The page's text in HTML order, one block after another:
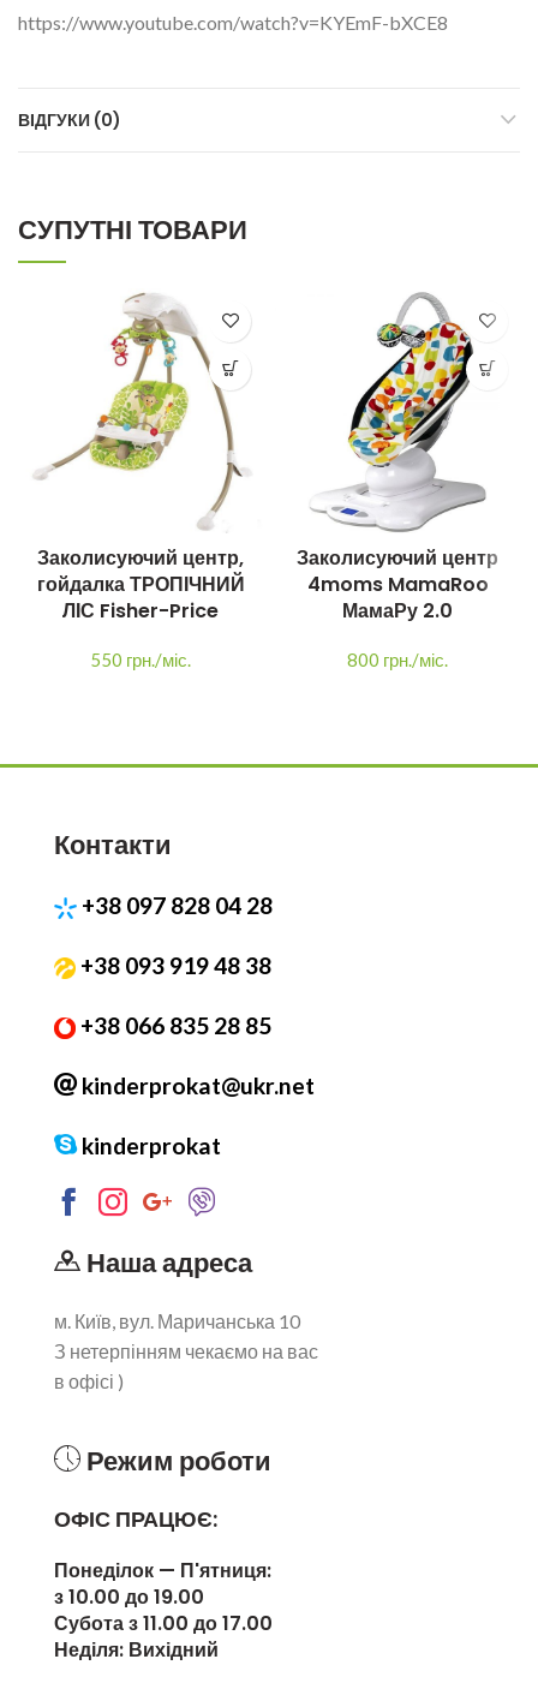
https://www.youtube.com/watch?v=KYEmF-bXCE8
ВІДГУКИ (0)
СУПУТНІ ТОВАРИ
Заколисуючий центр,
гойдалка ТРОПІЧНИЙ
ЛІС Fisher-Price
550 грн./міс.
Заколисуючий центр
4moms MamaRoo
МамаРу 2.0
800 грн./міс.
Контакти
+38 097 828 04 28
+38 093 919 48 38
+38 066 835 28 85
kinderprokat@ukr.net
kinderprokat
Наша адреса
м. Київ, вул. Маричанська 10
З нетерпінням чекаємо на вас
в офісі )
Режим роботи
ОФІС ПРАЦЮЄ:
Понеділок — П'ятниця:
з 10.00 до 19.00
Субота з 11.00 до 17.00
Неділя: Вихідний